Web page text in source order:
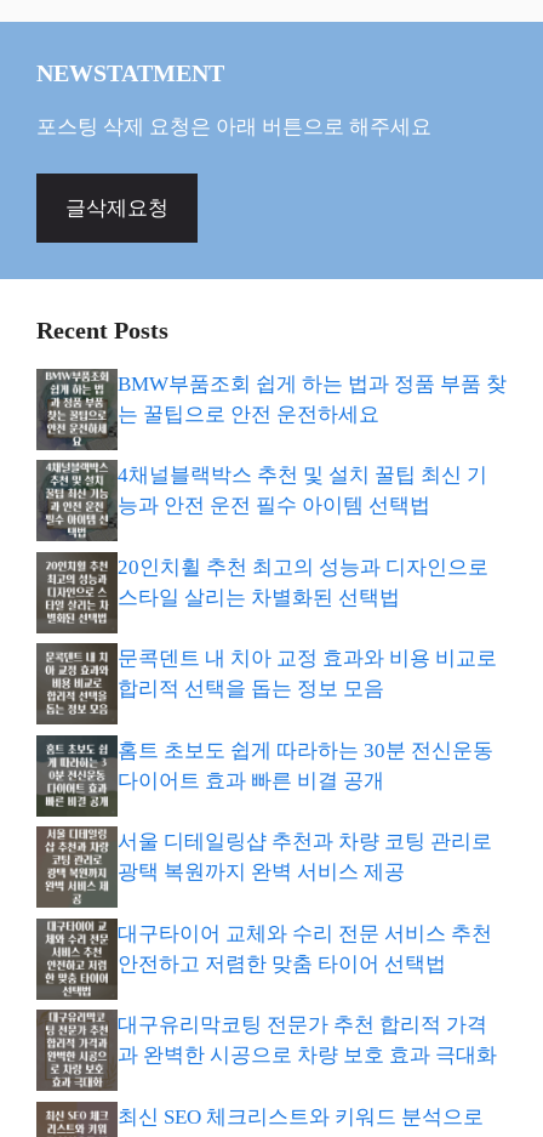
NEWSTATMENT
포스팅 삭제 요청은 아래 버튼으로 해주세요
글삭제요청
Recent Posts
BMW부품조회 쉽게 하는 법과 정품 부품 찾
는 꿀팁으로 안전 운전하세요
4채널블랙박스 추천 및 설치 꿀팁 최신 기
능과 안전 운전 필수 아이템 선택법
20인치휠 추천 최고의 성능과 디자인으로
스타일 살리는 차별화된 선택법
문콕덴트 내 치아 교정 효과와 비용 비교로
합리적 선택을 돕는 정보 모음
홈트 초보도 쉽게 따라하는 30분 전신운동
다이어트 효과 빠른 비결 공개
서울 디테일링샵 추천과 차량 코팅 관리로
광택 복원까지 완벽 서비스 제공
대구타이어 교체와 수리 전문 서비스 추천
안전하고 저렴한 맞춤 타이어 선택법
대구유리막코팅 전문가 추천 합리적 가격
과 완벽한 시공으로 차량 보호 효과 극대화
최신 SEO 체크리스트와 키워드 분석으로